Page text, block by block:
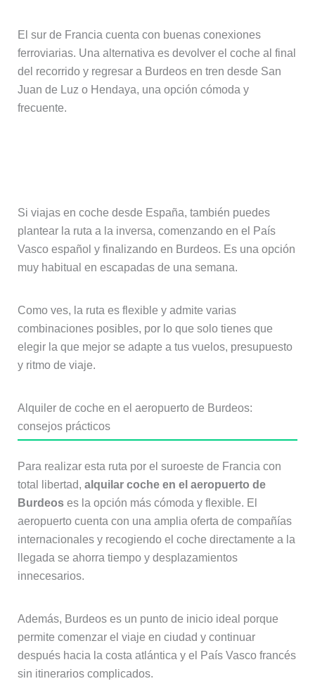
El sur de Francia cuenta con buenas conexiones
ferroviarias. Una alternativa es devolver el coche al final
del recorrido y regresar a Burdeos en tren desde San
Juan de Luz o Hendaya, una opción cómoda y
frecuente.
Si viajas en coche desde España, también puedes
plantear la ruta a la inversa, comenzando en el País
Vasco español y finalizando en Burdeos. Es una opción
muy habitual en escapadas de una semana.
Como ves, la ruta es flexible y admite varias
combinaciones posibles, por lo que solo tienes que
elegir la que mejor se adapte a tus vuelos, presupuesto
y ritmo de viaje.
Alquiler de coche en el aeropuerto de Burdeos:
consejos prácticos
Para realizar esta ruta por el suroeste de Francia con
total libertad, alquilar coche en el aeropuerto de
Burdeoses la opción más cómoda y flexible. El
aeropuerto cuenta con una amplia oferta de compañías
internacionales y recogiendo el coche directamente a la
llegada se ahorra tiempo y desplazamientos
innecesarios.
Además, Burdeos es un punto de inicio ideal porque
permite comenzar el viaje en ciudad y continuar
después hacia la costa atlántica y el País Vasco francés
sin itinerarios complicados.